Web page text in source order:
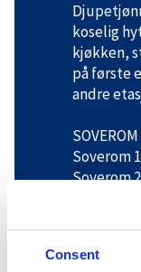
Consent
koselig
kjøkken,
på første
andre
SOVEROM
Soverom
Soverom
og en